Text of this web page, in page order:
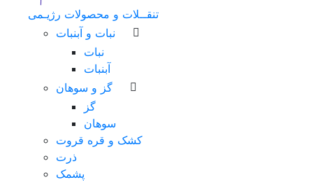
تنقــلات و محصولات رژیـمی
نبات و آبنبات
نبات
آبنبات
گز و سوهان
گز
سوهان
کشک و قره قروت
ذرت
پشمک